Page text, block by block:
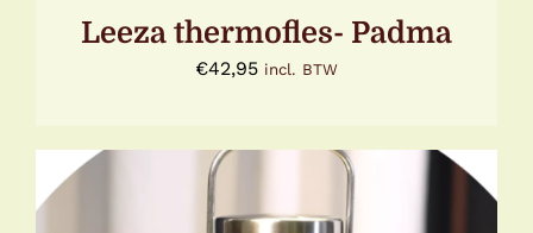
Leeza thermofles- Padma
€42,95 incl. BTW